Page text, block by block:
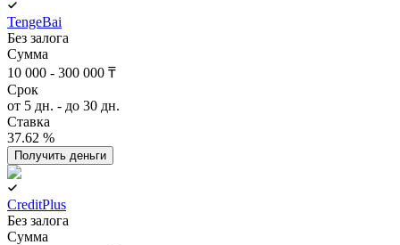
TengeBai
Без залога
Сумма
10 000 - 300 000 ₸
Срок
от 5 дн. - до 30 дн.
Ставка
37.62 %
Получить деньги
CreditPlus
Без залога
Сумма